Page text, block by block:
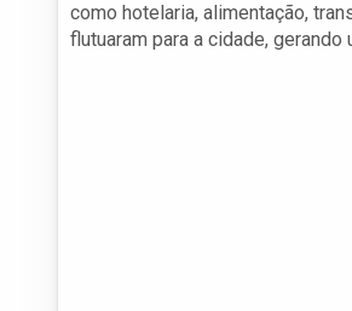
como hotelaria, alimentação,
flutuaram para a cidade,